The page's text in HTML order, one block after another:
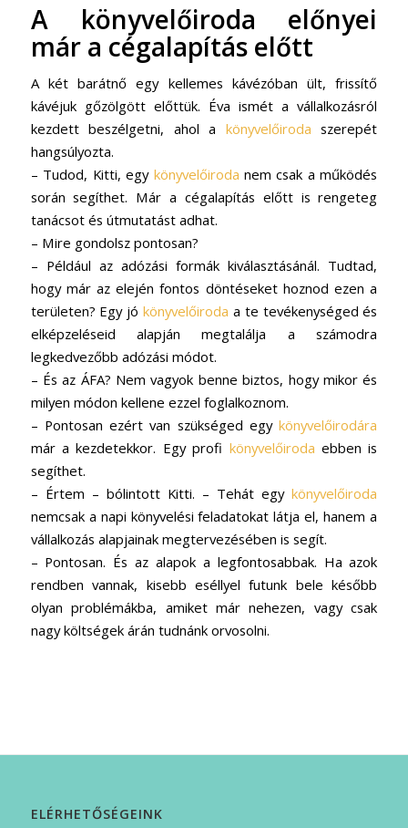
A könyvelőiroda előnyei
már a cégalapítás előtt
A két barátnő egy kellemes kávézóban ült, frissítő
kávéjuk gőzölgött előttük. Éva ismét a vállalkozásról
kezdett beszélgetni, ahol a könyvelőiroda szerepét
hangsúlyozta.
– Tudod, Kitti, egy könyvelőiroda nem csak a működés
során segíthet. Már a cégalapítás előtt is rengeteg
tanácsot és útmutatást adhat.
– Mire gondolsz pontosan?
– Például az adózási formák kiválasztásánál. Tudtad,
hogy már az elején fontos döntéseket hoznod ezen a
területen? Egy jókönyvelőiroda a te tevékenységed és
elképzeléseid alapján megtalálja a számodra
legkedvezőbb adózási módot.
– És az ÁFA? Nem vagyok benne biztos, hogy mikor és
milyen módon kellene ezzel foglalkoznom.
– Pontosan ezért van szükséged egykönyvelőirodára
már a kezdetekkor. Egy profi könyvelőiroda ebben is
segíthet.
– Értem – bólintott Kitti. – Tehát egykönyvelőiroda
nemcsak a napi könyvelési feladatokat látja el, hanem a
vállalkozás alapjainak megtervezésében is segít.
– Pontosan. És az alapok a legfontosabbak. Ha azok
rendben vannak, kisebb eséllyel futunk bele később
olyan problémákba, amiket már nehezen, vagy csak
nagy költségek árán tudnánk orvosolni.
ELÉRHETŐSÉGEINK